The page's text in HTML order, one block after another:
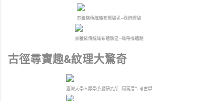
泰雅族傳統織布體驗區─珠飾體驗
泰雅族傳統織布體驗區─織帶機體驗
古徑尋寶趣&紋理大驚奇
臺灣大學人類學系暨研究所─阿罵厝ㄟ考古學